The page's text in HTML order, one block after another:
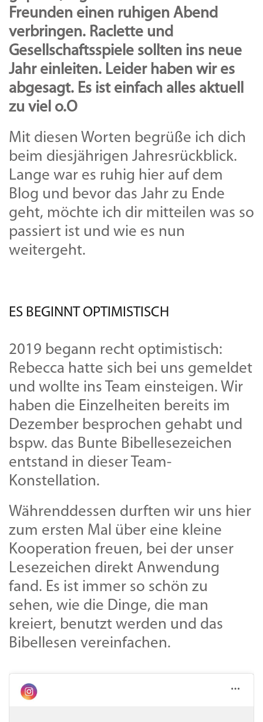
Freunden einen ruhigen Abend
verbringen. Raclette und
Gesellschaftsspiele sollten ins neue
Jahr einleiten. Leider haben wir es
abgesagt. Es ist einfach alles aktuell
zu viel o.O
Mit diesen Worten begrüße ich dich
beim diesjährigen Jahresrückblick.
Lange war es ruhig hier auf dem
Blog und bevor das Jahr zu Ende
geht, möchte ich dir mitteilen was so
passiert ist und wie es nun
weitergeht.
ES BEGINNT OPTIMISTISCH
2019 begann recht optimistisch:
Rebecca hatte sich bei uns gemeldet
und wollte ins Team einsteigen. Wir
haben die Einzelheiten bereits im
Dezember besprochen gehabt und
bspw. das Bunte Bibellesezeichen
entstand in dieser Team-
Konstellation.
Währenddessen durften wir uns hier
zum ersten Mal über eine kleine
Kooperation freuen, bei der unser
Lesezeichen direkt Anwendung
fand. Es ist immer so schön zu
sehen, wie die Dinge, die man
kreiert, benutzt werden und das
Bibellesen vereinfachen.